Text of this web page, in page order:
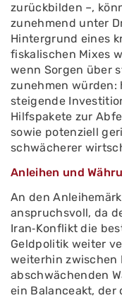
zurückbilden –,
zunehmend unter
Hintergrund eines
fiskalischen Mixes
wenn Sorgen über
zunehmen würden:
steigende
Hilfspakete zur
sowie potenziell
schwächerer
Anleihen und
An den
anspruchsvoll, da
Iran‑Konflikt die
Geldpolitik weiter
weiterhin zwischen
abschwächenden
ein Balanceakt,